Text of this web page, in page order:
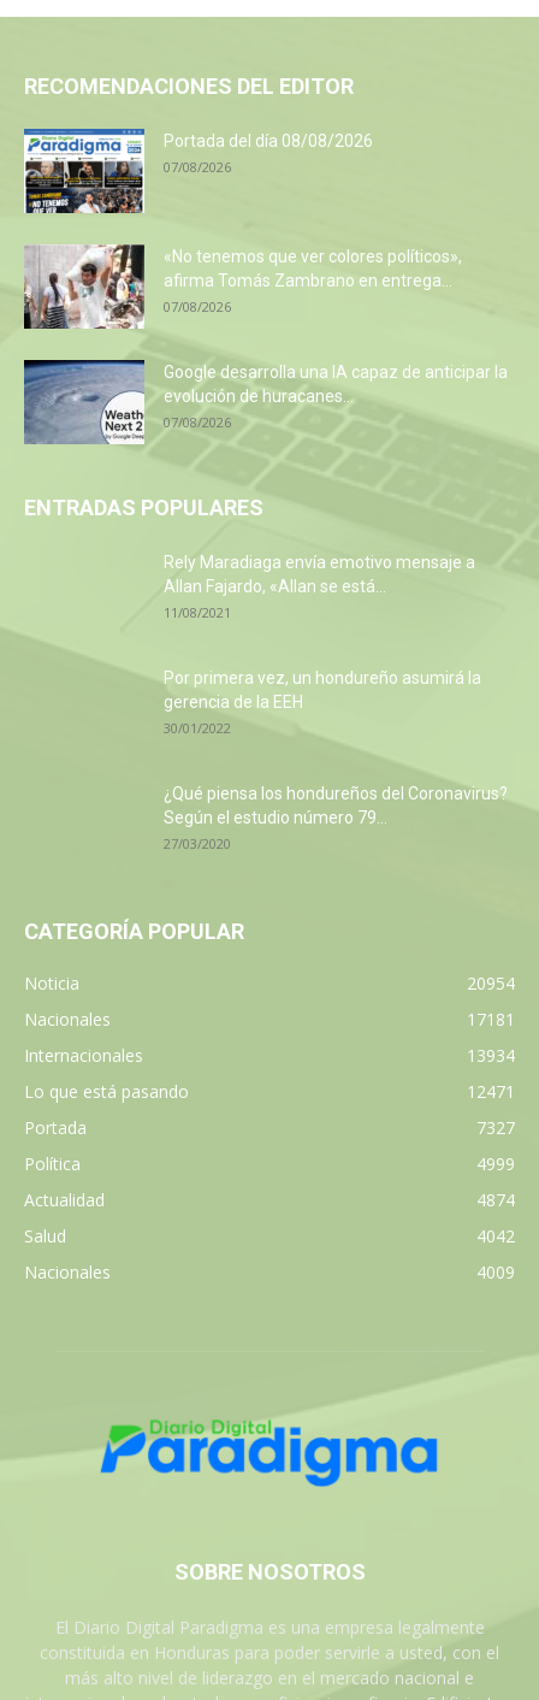
RECOMENDACIONES DEL EDITOR
Portada del día 08/08/2026
07/08/2026
«No tenemos que ver colores políticos»,
afirma Tomás Zambrano en entrega...
07/08/2026
Google desarrolla una IA capaz de anticipar la
evolución de huracanes...
07/08/2026
ENTRADAS POPULARES
Rely Maradiaga envía emotivo mensaje a
Allan Fajardo, «Allan se está...
11/08/2021
Por primera vez, un hondureño asumirá la
gerencia de la EEH
30/01/2022
¿Qué piensa los hondureños del Coronavirus?
Según el estudio número 79...
27/03/2020
CATEGORÍA POPULAR
Noticia
20954
Nacionales
17181
Internacionales
13934
Lo que está pasando
12471
Portada
7327
Política
4999
Actualidad
4874
Salud
4042
Nacionales
4009
SOBRE NOSOTROS
El Diario Digital Paradigma es una empresa legalmente
constituida en Honduras para poder servirle a usted, con el
más alto nivel de liderazgo en el mercado nacional e